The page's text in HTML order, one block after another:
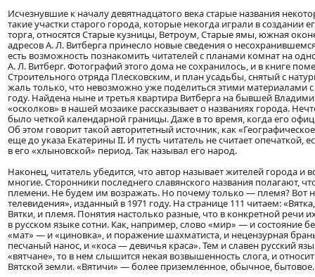
Исчезнувшие к началу девятнадцатого века старые названия
такие участки старого города, которые некогда играли в
торга, относятся Старые кузницы, Ветроум, Старые ямы, южная
адресов А. Л. Витберга принесло новые сведения о
есть возможность познакомить читателей с планами комнат на
А. Л. Витберг. Фотографий этого дома не сохранилось, и в книге
Строительного отряда Плесковским, и план усадьбы, снятый с
жаль только, что невозможно уже поделиться этими материалами
году. Найдена ныне и третья квартира Витберга на бывшей
«осколков» в нашей мозаике рассказывает о названиях города.
было четкой календарной границы. Даже в то время, когда его
Об этом говорит такой авторитетный источник, как
еще до указа Екатерины II. И пусть читатель не считает опечаткой,
в его «хлыновской» период. Так называл его народ.
Наконец, читатель убедится, что автор называет жителей города и
многие. Сторонники последнего славянского названия полагают,
племени. Не будем им возражать. Но почему только — племя? Вот
телевидения», изданный в 1971 году. На странице 111 читаем:
Вятки, и племя. Понятия настолько разные, что в конкретной
в русском языке сотни. Как, например, слово «мир» — и состояние
«мат» — и «циновка», и поражение шахматиста, и нецензурная
песчаный нанос, и «коса — девичья краса». Тем и славен русский
«вятчане», то в нем слышится некая возвышенность слога, и
Вятской земли. «Вятичи» — более приземленное, обычное, бытовое.